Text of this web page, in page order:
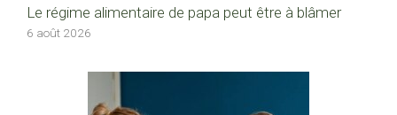
Le régime alimentaire de papa peut être à blâmer
6 août 2026